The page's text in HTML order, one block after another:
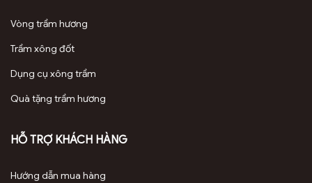
Vòng trầm hương
Trầm xông đốt
Dụng cụ xông trầm
Quà tặng trầm hương
HỖ TRỢ KHÁCH HÀNG
Hướng dẫn mua hàng